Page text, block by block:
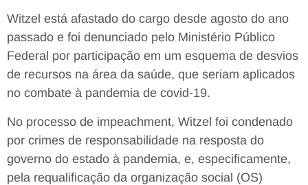
Witzel está afastado do cargo desde agosto do ano
passado e foi denunciado pelo Ministério Público
Federal por participação em um esquema de desvios
de recursos na área da saúde, que seriam aplicados
no combate à pandemia de covid-19.
No processo de impeachment, Witzel foi condenado
por crimes de responsabilidade na resposta do
governo do estado à pandemia, e, especificamente,
pela requalificação da organização social (OS)